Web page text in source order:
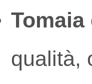
qualità,